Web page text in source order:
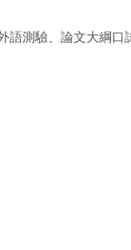
語測驗、論文大綱口